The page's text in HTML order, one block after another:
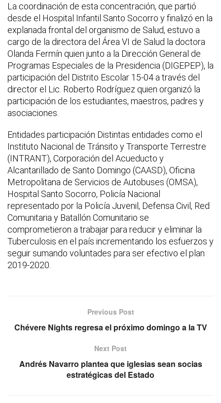
La coordinación de esta concentración, que partió
desde el Hospital Infantil Santo Socorro y finalizó en la
explanada frontal del organismo de Salud, estuvo a
cargo de la directora del Área VI de Salud la doctora
Olanda Fermín quien junto a la Dirección General de
Programas Especiales de la Presidencia (DIGEPEP), la
participación del Distrito Escolar 15-04 a través del
director el Lic. Roberto Rodríguez quien organizó la
participación de los estudiantes, maestros, padres y
asociaciones.
Entidades participación Distintas entidades como el
Instituto Nacional de Tránsito y Transporte Terrestre
(INTRANT), Corporación del Acueducto y
Alcantarillado de Santo Domingo (CAASD), Oficina
Metropolitana de Servicios de Autobuses (OMSA),
Hospital Santo Socorro, Policía Nacional
representado por la Policía Juvenil, Defensa Civil, Red
Comunitaria y Batallón Comunitario se
comprometieron a trabajar para reducir y eliminar la
Tuberculosis en el país incrementando los esfuerzos y
seguir sumando voluntades para ser efectivo el plan
2019-2020.
Previous Post
Chévere Nights regresa el próximo domingo a la TV
Next Post
Andrés Navarro plantea que iglesias sean socias
estratégicas del Estado